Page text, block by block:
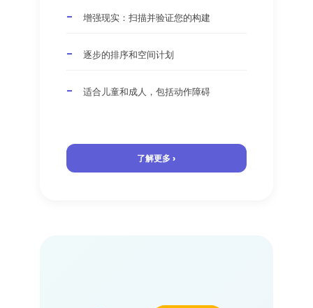
增强现实：扫描并验证您的构建
逐步的排序和空间计划
适合儿童和成人，包括动作障碍
了解更多 ›